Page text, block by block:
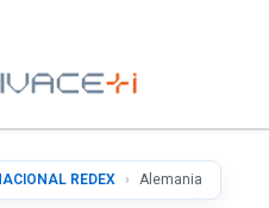
REDEX Alemania